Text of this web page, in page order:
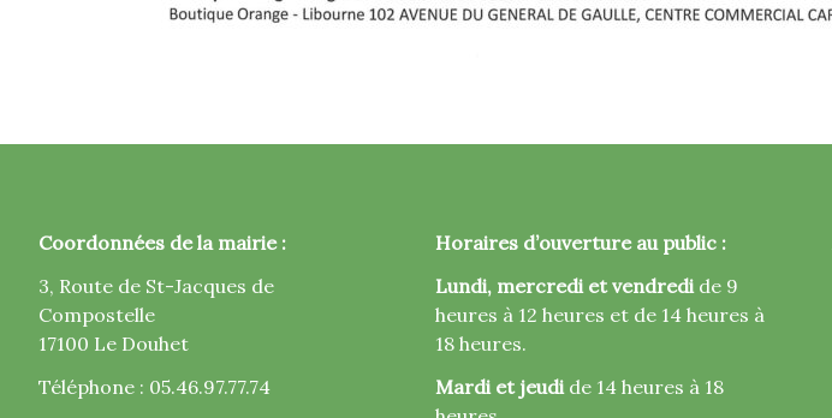
Coordonnées de la mairie :
3, Route de St-Jacques de
Compostelle
17100 Le Douhet
Téléphone : 05.46.97.77.74
Horaires d’ouverture au public :
Lundi, mercredi et vendredi de 9
heures à 12 heures et de 14 heures à
18 heures.
Mardi et jeudi de 14 heures à 18